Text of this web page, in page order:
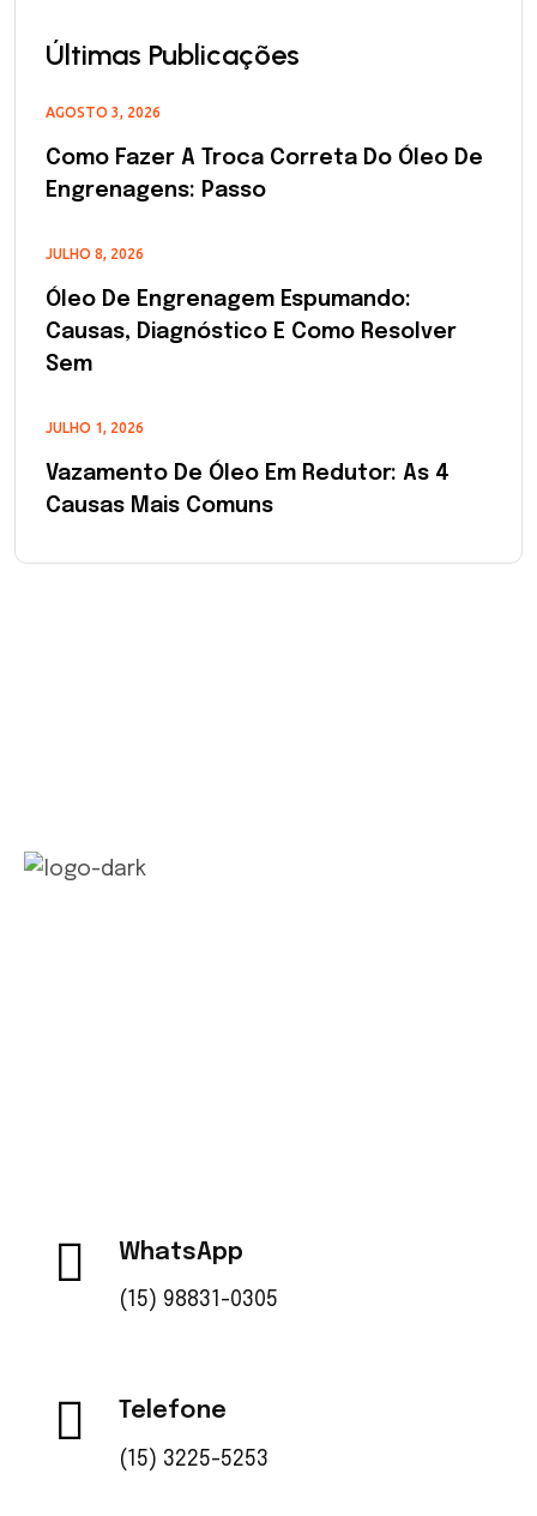
Últimas Publicações
AGOSTO 3, 2026
Como Fazer A Troca Correta Do Óleo De
Engrenagens: Passo
JULHO 8, 2026
Óleo De Engrenagem Espumando:
Causas, Diagnóstico E Como Resolver
Sem
JULHO 1, 2026
Vazamento De Óleo Em Redutor: As 4
Causas Mais Comuns
WhatsApp
(15) 98831-0305
Telefone
(15) 3225-5253